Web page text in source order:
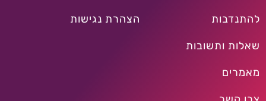
להתנדבות
שאלות ותשובות
מאמרים
הצהרת נגישות